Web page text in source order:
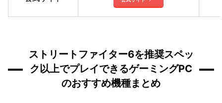
ストリートファイター6を推奨スペッ
ク以上でプレイできるゲーミングPC
のおすすめ機種まとめ